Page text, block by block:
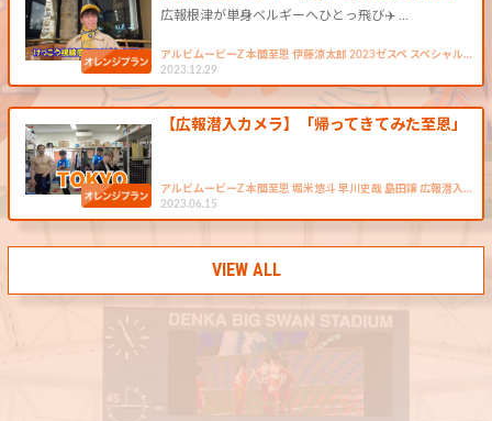
広報根津が単身ベルギーへひとっ飛び✈️ …
アルビムービーZ 本間至恩 伊藤涼太郎 2023ゼスペ スペシャル…
2023.12.29
【広報潜入カメラ】「帰ってきてみた至恩」
アルビムービーZ 本間至恩 堀米悠斗 早川史哉 島田譲 広報潜入…
2023.06.15
VIEW ALL